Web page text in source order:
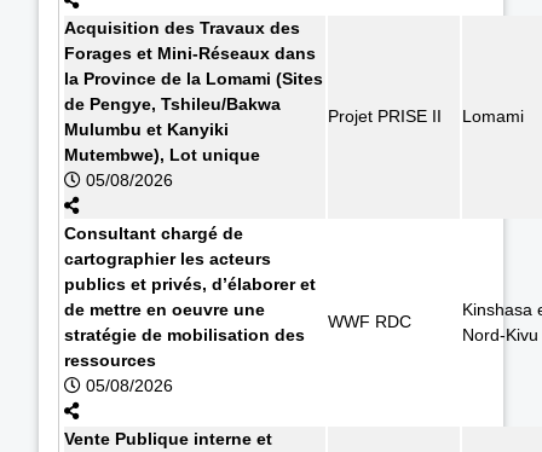
Acquisition des Travaux des
Forages et Mini-Réseaux dans
la Province de la Lomami (Sites
de Pengye, Tshileu/Bakwa
Mulumbu et Kanyiki
Mutembwe), Lot unique
05/08/2026
Projet PRISE II Lomami
Consultant chargé de
cartographier les acteurs
publics et privés, d’élaborer et
de mettre en oeuvre une
stratégie de mobilisation des
ressources
05/08/2026
WWF RDC
Kinshasa
Nord-Kivu
Vente Publique interne et